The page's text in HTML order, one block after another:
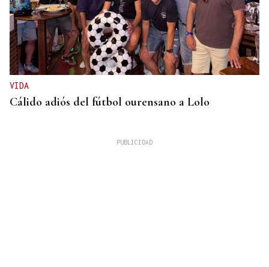
VIDA
Cálido adiós del fútbol ourensano a Lolo